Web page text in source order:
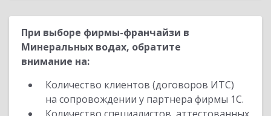
При выборе фирмы-франчайзи в
Минеральных водах, обратите
внимание на:
Количество клиентов (договоров ИТС)
на сопровождении у партнера фирмы 1С.